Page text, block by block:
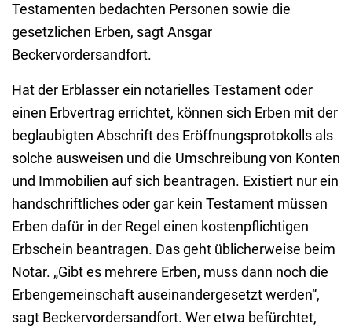
Testamenten bedachten Personen sowie die
gesetzlichen Erben, sagt Ansgar
Beckervordersandfort.
Hat der Erblasser ein notarielles Testament oder
einen Erbvertrag errichtet, können sich Erben mit der
beglaubigten Abschrift des Eröffnungsprotokolls als
solche ausweisen und die Umschreibung von Konten
und Immobilien auf sich beantragen. Existiert nur ein
handschriftliches oder gar kein Testament müssen
Erben dafür in der Regel einen kostenpflichtigen
Erbschein beantragen. Das geht üblicherweise beim
Notar. „Gibt es mehrere Erben, muss dann noch die
Erbengemeinschaft auseinandergesetzt werden“,
sagt Beckervordersandfort. Wer etwa befürchtet,